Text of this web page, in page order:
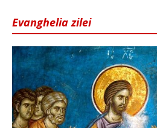
Evanghelia zilei